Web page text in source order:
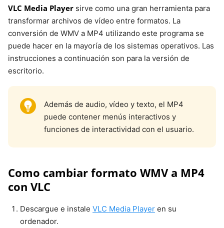
VLC Media Player sirve como una gran herramienta para
transformar archivos de vídeo entre formatos. La
conversión de WMV a MP4 utilizando este programa se
puede hacer en la mayoría de los sistemas operativos. Las
instrucciones a continuación son para la versión de
escritorio.
Además de audio, vídeo y texto, el MP4
puede contener menús interactivos y
funciones de interactividad con el usuario.
Como cambiar formato WMV a MP4
con VLC
Descargue e instale VLC Media Player en su
ordenador.